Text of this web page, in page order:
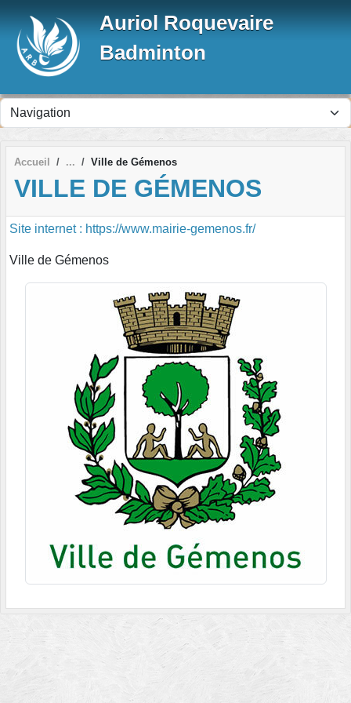
Auriol Roquevaire
Badminton
Accueil Ville de Gémenos
VILLE DE GÉMENOS
Site internet : https://www.mairie-gemenos.fr/
Ville de Gémenos